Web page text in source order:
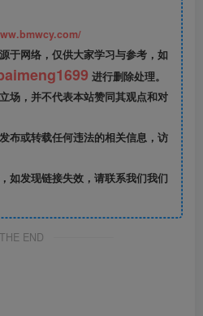
于网络，仅供大家学习与参考，如
进行删除处理。
场，并不代表本站赞同其观点和对
布或转载任何违法的相关信息，访
如发现链接失效，请联系我们我们
THE END